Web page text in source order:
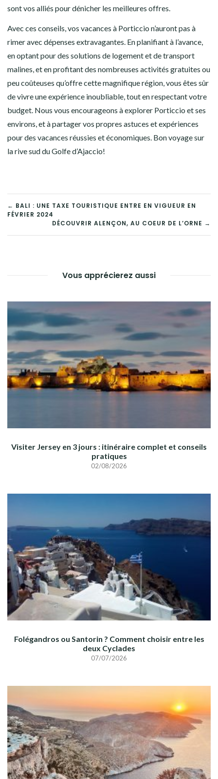
sont vos alliés pour dénicher les meilleures offres.
Avec ces conseils, vos vacances à Porticcio n’auront pas à
rimer avec dépenses extravagantes. En planifiant à l’avance,
en optant pour des solutions de logement et de transport
malines, et en profitant des nombreuses activités gratuites ou
peu coûteuses qu’offre cette magnifique région, vous êtes sûr
de vivre une expérience inoubliable, tout en respectant votre
budget. Nous vous encourageons à explorer Porticcio et ses
environs, et à partager vos propres astuces et expériences
pour des vacances réussies et économiques. Bon voyage sur
la rive sud du Golfe d’Ajaccio!
NAVIGATION
DE
← BALI : UNE TAXE TOURISTIQUE ENTRE EN VIGUEUR EN
FÉVRIER 2024
DÉCOUVRIR ALENÇON, AU COEUR DE L’ORNE →
Vous apprécierez aussi
Visiter Jersey en 3 jours : itinéraire complet et conseils
pratiques
02/08/2026
Folégandros ou Santorin ? Comment choisir entre les
deux Cyclades
07/07/2026